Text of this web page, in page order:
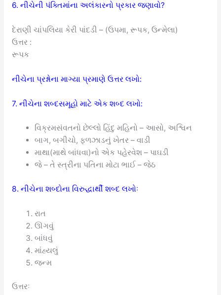
6. નીચેની પંક્તિમાંના અલંકારનો પ્રકાર જણાવો?
દેરાણી ચાંપલિયા કેરી પાંદડી – (ઉપમા, રૂપક, ઉન્મેલા)
ઉત્તર :
રૂપક
નીચેના પ્રશ્નોના માગ્યા પ્રમાણે ઉત્તર લખો:
7. નીચેના શબ્દસમૂહો માટે એક શબ્દ લખો:
વિક્રમસંવતનો છેલ્લો હિંદુ મહિનો – આસો, અશ્વિન
બાગ, બગીચો, ફળઝાડનું ખેતર – વાડી
માથા(માથે બાંધવા)નો એક પહેરવેશ – પાઘડી
જે – તે સ્ત્રીના પતિના મોટા ભાઈ – જેઠ
8. નીચેના શબ્દોના વિરુદ્ધાર્થી શબ્દ લખોઃ
રાત
ઊગવું
બાંધવું
માંહ્યલું
જન્મ
ઉત્તરઃ